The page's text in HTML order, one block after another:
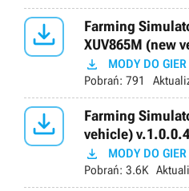

Farming
XUV865M (new
 MODY DO GIER
Pobrań: 791

Farming
vehicle) v.1.0.0.4
 MODY DO GIER
Pobrań: 3.6K